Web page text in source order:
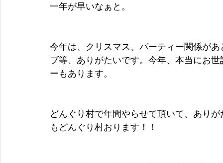
一年が早いなぁと。
今年は、クリスマス、パーティー関係が
ブ等、ありがたいです。今年、本当にお
ーもあります。
どんぐり村で年間やらせて頂いて、あり
もどんぐり村おります！！